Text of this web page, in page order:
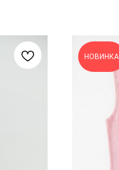
НОВИНКА